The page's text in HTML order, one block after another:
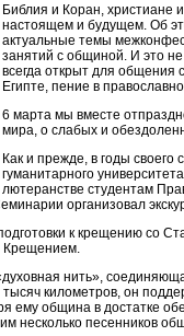
Библия и Коран, христиане
настоящем и будущем. Об
актуальные темы
занятий с общиной. И это не
всегда открыт для общения
Египте, пение в
6 марта мы вместе
мира, о слабых и
Как и прежде, в годы
гуманитарного
лютеранстве студентам
организовал
к крещению со
Крещением.
нить»,
километров, он
ему община в достатке
несколько песенников